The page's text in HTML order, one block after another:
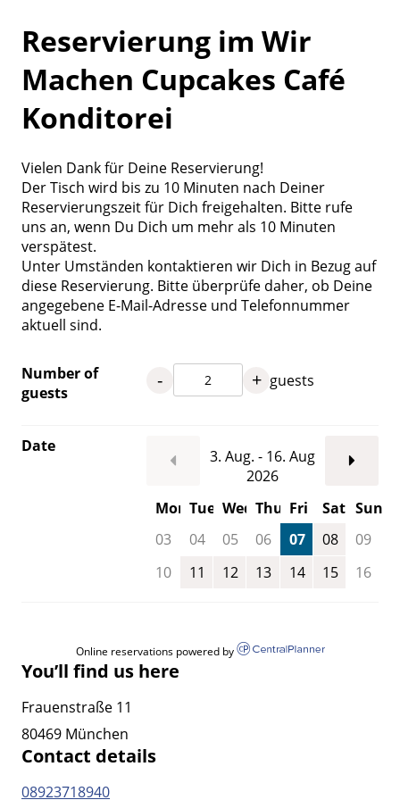
Reservierung im Wir
Machen Cupcakes Café
Konditorei
Vielen Dank für Deine Reservierung!
Der Tisch wird bis zu 10 Minuten nach Deiner
Reservierungszeit für Dich freigehalten. Bitte rufe
uns an, wenn Du Dich um mehr als 10 Minuten
verspätest.
Unter Umständen kontaktieren wir Dich in Bezug auf
diese Reservierung. Bitte überprüfe daher, ob Deine
angegebene E-Mail-Adresse und Telefonnummer
aktuell sind.
Number of
guests
- + guests
Date
3. Aug. - 16. Aug
2026
Mon Tue Wed Thu Fri Sat Sun
03
04 05 06 07 08
09
10
11 12 13 14 15 16
Online reservations powered by
You’ll find us here
Frauenstraße 11
80469 München
Contact details
08923718940